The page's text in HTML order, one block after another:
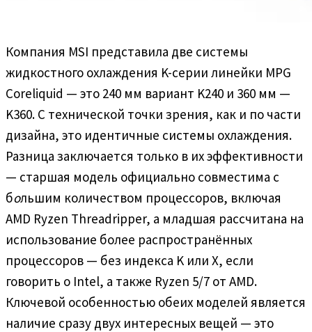
Компания MSI представила две системы
жидкостного охлаждения K-серии линейки MPG
Coreliquid — это 240 мм вариант K240 и 360 мм —
K360. С технической точки зрения, как и по части
дизайна, это идентичные системы охлаждения.
Разница заключается только в их эффективности
— старшая модель официально совместима с
большим количеством процессоров, включая
AMD Ryzen Threadripper, а младшая рассчитана на
использование более распространённых
процессоров — без индекса K или X, если
говорить о Intel, а также Ryzen 5/7 от AMD.
Ключевой особенностью обеих моделей является
наличие сразу двух интересных вещей — это